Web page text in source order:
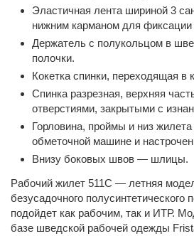
Эластичная лента шириной 3
нижним карманом для
Держатель с полукольцом в шве
полочки.
Кокетка спинки, переходящая в
Спинка разрезная, верхняя
отверстиями, закрытыми с
Горловина, проймы и низ
обметочной машине и
Внизу боковых швов — шлицы.
Рабочий жилет 511C — летняя
безусадочного полусинтетического
подойдет как рабочим, так и ИТР.
базе шведской рабочей одежды